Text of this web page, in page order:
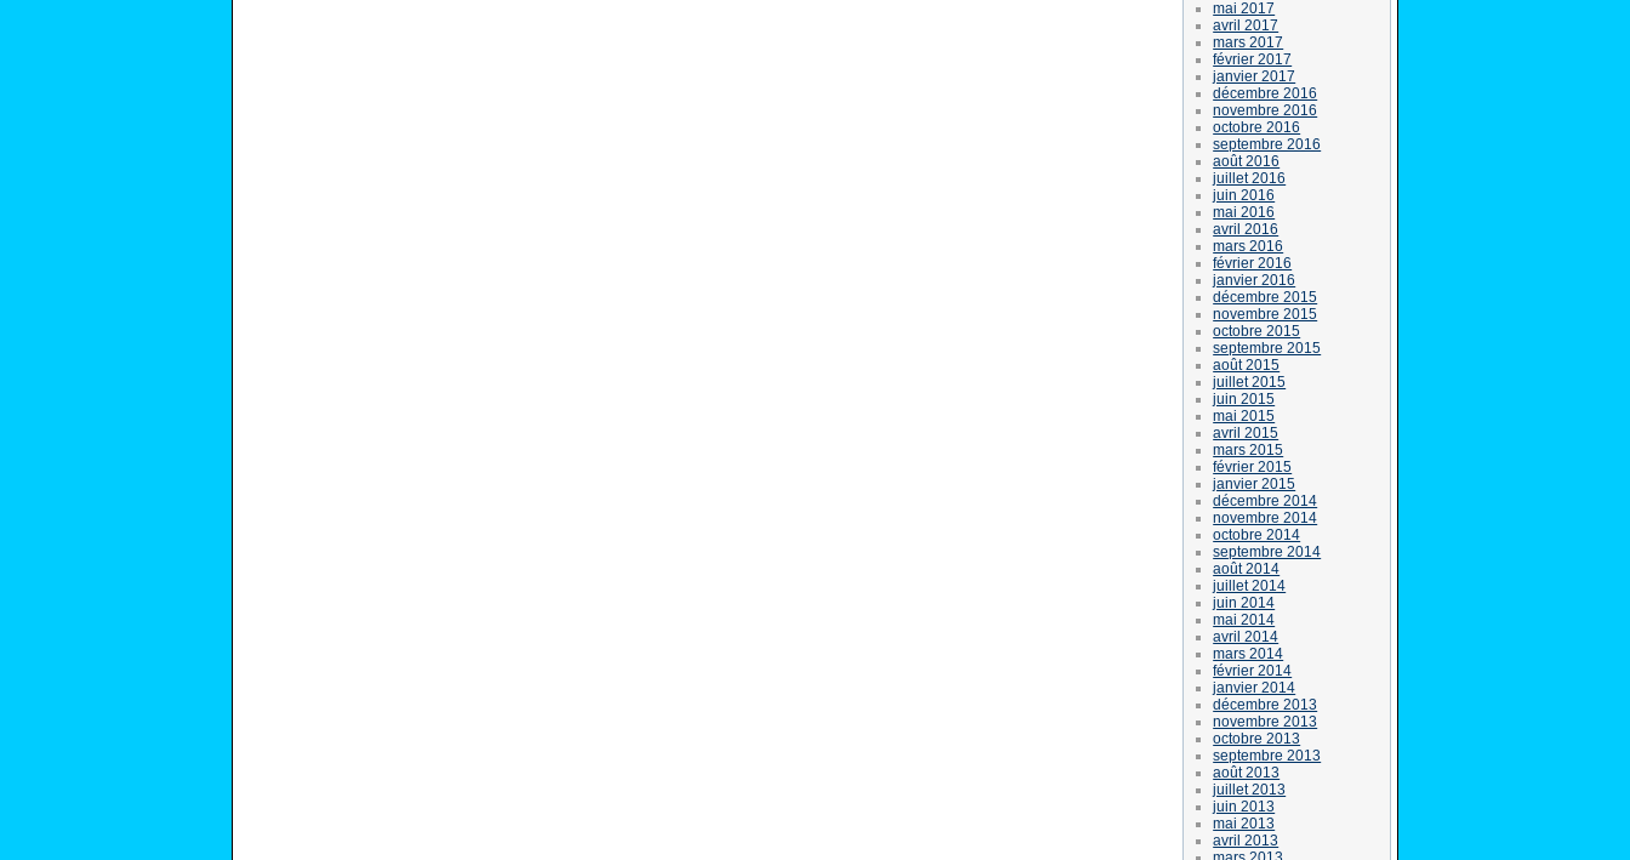
mai 2017
avril 2017
mars 2017
février 2017
janvier 2017
décembre 2016
novembre 2016
octobre 2016
septembre 2016
août 2016
juillet 2016
juin 2016
mai 2016
avril 2016
mars 2016
février 2016
janvier 2016
décembre 2015
novembre 2015
octobre 2015
septembre 2015
août 2015
juillet 2015
juin 2015
mai 2015
avril 2015
mars 2015
février 2015
janvier 2015
décembre 2014
novembre 2014
octobre 2014
septembre 2014
août 2014
juillet 2014
juin 2014
mai 2014
avril 2014
mars 2014
février 2014
janvier 2014
décembre 2013
novembre 2013
octobre 2013
septembre 2013
août 2013
juillet 2013
juin 2013
mai 2013
avril 2013